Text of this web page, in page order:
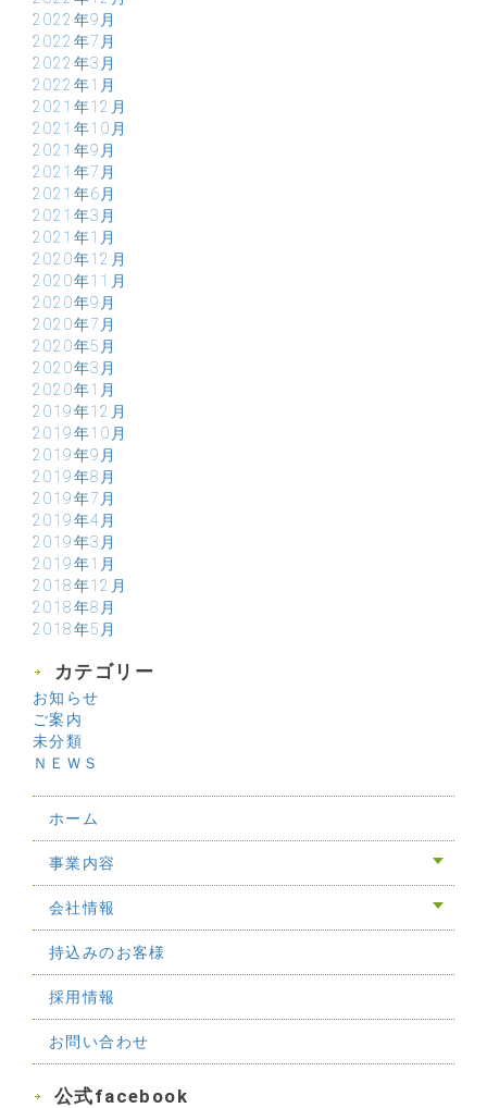
2022年9月
2022年7月
2022年3月
2022年1月
2021年12月
2021年10月
2021年9月
2021年7月
2021年6月
2021年3月
2021年1月
2020年12月
2020年11月
2020年9月
2020年7月
2020年5月
2020年3月
2020年1月
2019年12月
2019年10月
2019年9月
2019年8月
2019年7月
2019年4月
2019年3月
2019年1月
2018年12月
2018年8月
2018年5月
カテゴリー
お知らせ
ご案内
未分類
ＮＥＷＳ
ホーム
事業内容
会社情報
持込みのお客様
採用情報
お問い合わせ
公式facebook